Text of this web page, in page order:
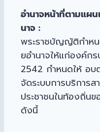
อำนาจหน้าที่ตามแผ
นาจ :
พระราชบัญญัติกำหน
ยอำนาจให้แก่องค์
2542 กำหนดให้ อบ
จัดระบบการบริการส
ประชาชนในท้องถิ่น
ดังนี้